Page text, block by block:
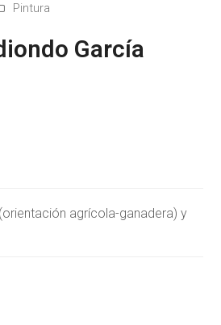
Pintura
García
agrícola-ganadera) y